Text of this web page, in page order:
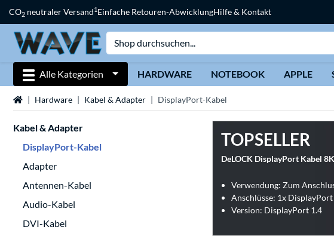
CO2 neutraler Versand1Einfache Retouren-AbwicklungHilfe & Kontakt
Alle Kategorien HARDWARE NOTEBOOK APPLE
StartseiteHardware Kabel & Adapter DisplayPort-Kabel
Kabel & Adapter
DisplayPort-Kabel
Adapter
Antennen-Kabel
Audio-Kabel
DVI-Kabel
TOPSELLER
DeLOCK DisplayPort Kabel 8K
Verwendung: Zum
Anschlüsse: 1x
Version: DisplayPort 1.4